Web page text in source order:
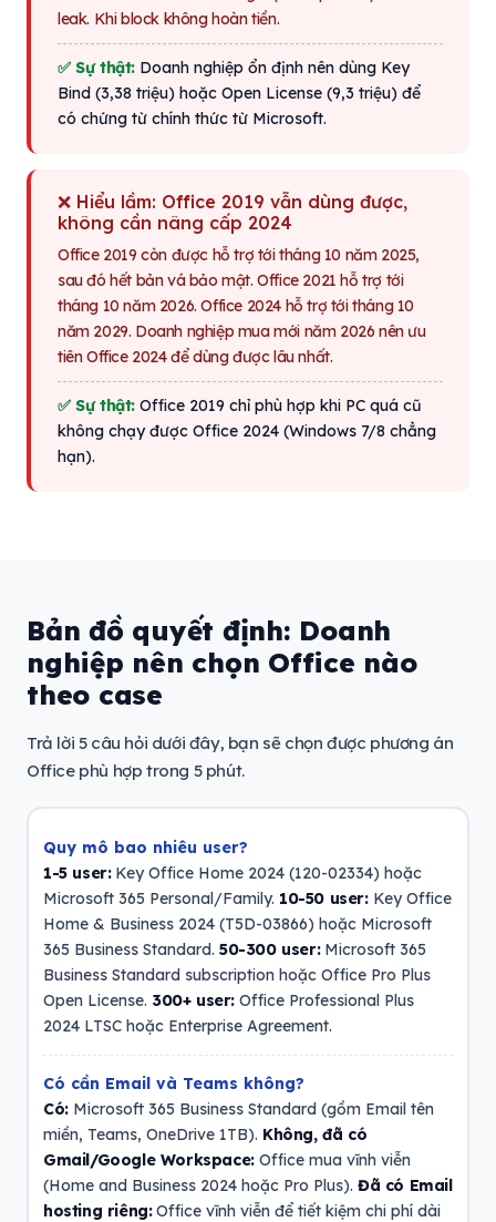
leak. Khi block không hoàn tiền.
✅ Sự thật: Doanh nghiệp ổn định nên dùng Key
Bind (3,38 triệu) hoặc Open License (9,3 triệu) để
có chứng từ chính thức từ Microsoft.
❌ Hiểu lầm: Office 2019 vẫn dùng được,
không cần nâng cấp 2024
Office 2019 còn được hỗ trợ tới tháng 10 năm 2025,
sau đó hết bản vá bảo mật. Office 2021 hỗ trợ tới
tháng 10 năm 2026. Office 2024 hỗ trợ tới tháng 10
năm 2029. Doanh nghiệp mua mới năm 2026 nên ưu
tiên Office 2024 để dùng được lâu nhất.
✅ Sự thật: Office 2019 chỉ phù hợp khi PC quá cũ
không chạy được Office 2024 (Windows 7/8 chẳng
hạn).
Bản đồ quyết định: Doanh
nghiệp nên chọn Office nào
theo case
Trả lời 5 câu hỏi dưới đây, bạn sẽ chọn được phương án
Office phù hợp trong 5 phút.
Quy mô bao nhiêu user?
1-5 user:Key Office Home 2024 (120-02334) hoặc
Microsoft 365 Personal/Family. 10-50 user:Key Office
Home & Business 2024 (T5D-03866) hoặc Microsoft
365 Business Standard. 50-300 user:Microsoft 365
Business Standard subscription hoặc Office Pro Plus
Open License. 300+ user: Office Professional Plus
2024 LTSC hoặc Enterprise Agreement.
Có cần Email và Teams không?
Có:Microsoft 365 Business Standard (gồm Email tên
miền, Teams, OneDrive 1TB). Không, đã có
Gmail/Google Workspace:Office mua vĩnh viễn
(Home and Business 2024 hoặc Pro Plus). Đã có Email
hosting riêng:Office vĩnh viễn để tiết kiệm chi phí dài